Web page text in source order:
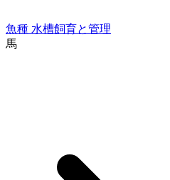
魚種 水槽飼育と管理
馬